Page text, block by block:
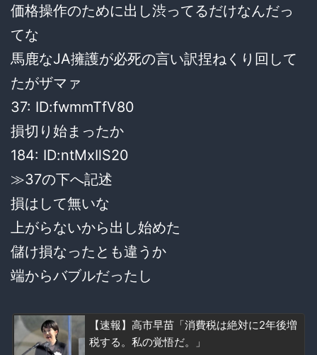
価格操作のために出し渋ってるだけなんだっ
てな
馬鹿なJA擁護が必死の言い訳捏ねくり回して
たがザマァ
37: ID:fwmmTfV80
損切り始まったか
184: ID:ntMxIlS20
≫37の下へ記述
損はして無いな
上がらないから出し始めた
儲け損なったとも違うか
端からバブルだったし
【速報】高市早苗「消費税は絶対に2年後増
税する。私の覚悟だ。」